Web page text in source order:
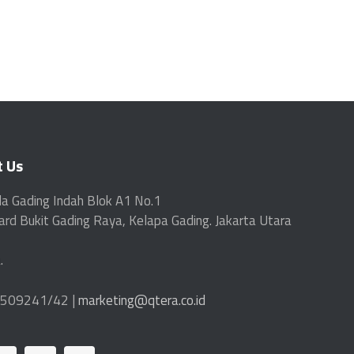
Us
Gading Indah Blok A1 No.1
Bukit Gading Raya, Kelapa Gading. Jakarta Utara
42 |marketing@qtera.co.id